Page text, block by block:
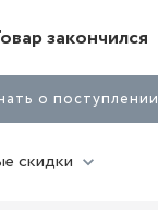
закончился
о поступлении
скидки